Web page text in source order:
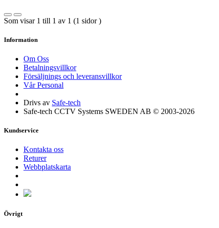
Som visar 1 till 1 av 1 (1 sidor )
Information
Om Oss
Betalningsvillkor
Försäljnings och leveransvillkor
Vår Personal
Drivs av Safe-tech
Safe-tech CCTV Systems SWEDEN AB © 2003-2026
Kundservice
Kontakta oss
Returer
Webbplatskarta
Övrigt